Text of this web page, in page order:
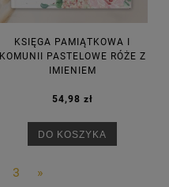
KSIĘGA PAMIĄTKOWA I
KOMUNII PASTELOWE RÓŻE Z
IMIENIEM
54,98 zł
DO KOSZYKA
3 »